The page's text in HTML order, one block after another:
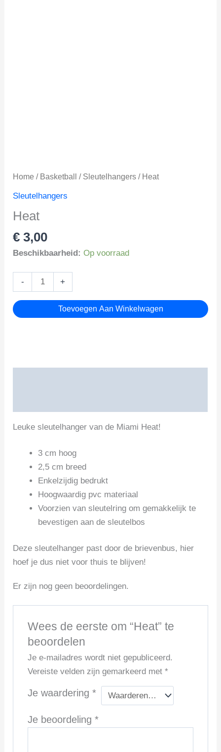
Home / Basketball / Sleutelhangers / Heat
Sleutelhangers
Heat
€ 3,00
Beschikbaarheid: Op voorraad
-
aantal
+
Toevoegen Aan Winkelwagen
Leuke sleutelhanger van de Miami Heat!
3 cm hoog
2,5 cm breed
Enkelzijdig bedrukt
Hoogwaardig pvc materiaal
Voorzien van sleutelring om gemakkelijk te
bevestigen aan de sleutelbos
Deze sleutelhanger past door de brievenbus, hier
hoef je dus niet voor thuis te blijven!
Er zijn nog geen beoordelingen.
Wees de eerste om “Heat” te
beoordelen
Je e-mailadres wordt niet gepubliceerd.
Vereiste velden zijn gemarkeerd met *
Je waardering *
Je beoordeling *